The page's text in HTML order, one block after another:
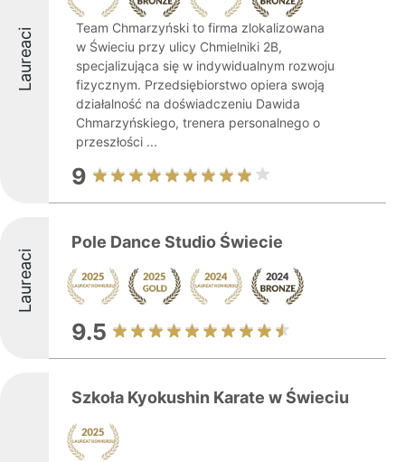
Laureaci
Team Chmarzyński to firma zlokalizowana
w Świeciu przy ulicy Chmielniki 2B,
specjalizująca się w indywidualnym rozwoju
fizycznym. Przedsiębiorstwo opiera swoją
działalność na doświadczeniu Dawida
Chmarzyńskiego, trenera personalnego o
przeszłości ...
9
Laureaci
Pole Dance Studio Świecie
9.5
Szkoła Kyokushin Karate w Świeciu